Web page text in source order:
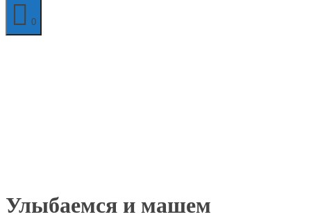
0
Улыбаемся и машем